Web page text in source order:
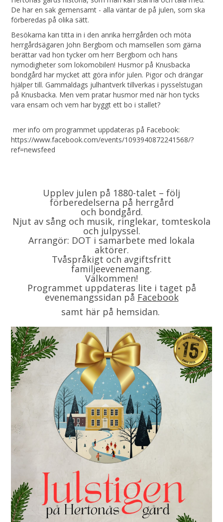
De har en sak gemensamt - alla väntar de på julen, som ska
förberedas på olika sätt.
Besökarna kan titta in i den anrika herrgården och möta
herrgårdsägaren John Bergbom och mamsellen som gärna
berättar vad hon tycker om herr Bergbom och hans
nymodigheter som lokomobilen! Husmor på Knusbacka
bondgård har mycket att göra inför julen. Pigor och drängar
hjälper till. Gammaldags julhantverk tillverkas i pysselstugan
på Knusbacka. Men vem pratar husmor med när hon tycks
vara ensam och vem har byggt ett bo i stallet?
mer info om programmet uppdateras på Facebook:
https://www.facebook.com/events/1093940872241568/?
ref=newsfeed
Upplev julen på 1880-talet – följ
förberedelserna på herrgård
och bondgård.
Njut av sång och musik, ringlekar, tomteskola
och julpyssel.
Arrangör: DOT i samarbete med lokala
aktörer.
Tvåspråkigt och avgiftsfritt
familjeevenemang.
Välkommen!
Programmet uppdateras lite i taget på
evenemangssidan på Facebook
samt här på hemsidan.